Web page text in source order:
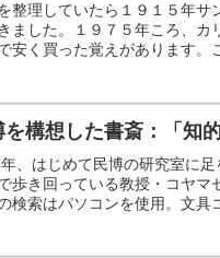
整理していたら１９１５年
ました。１９７５年ころ、
安く買った覚えがあります。
を構想した書斎：「知
、はじめて民博の研究室に
歩き回っている教授・コヤマ
検索はパソコンを使用。文具